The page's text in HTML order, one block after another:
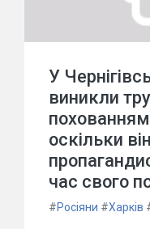
У
виникли
оскільки
час свого
#Росіяни #Харків